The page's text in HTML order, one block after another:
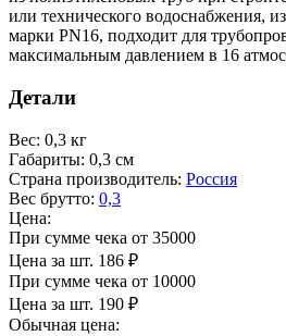
или технического водоснабжения,
марки PN16, подходит для
максимальным давлением в 16
Детали
Вес: 0,3 кг
Габариты: 0,3 см
Страна производитель: Россия
Вес брутто: 0,3
Цена:
При сумме чека от 35000
Цена за шт. 186 ₽
При сумме чека от 10000
Цена за шт. 190 ₽
Обычная цена: